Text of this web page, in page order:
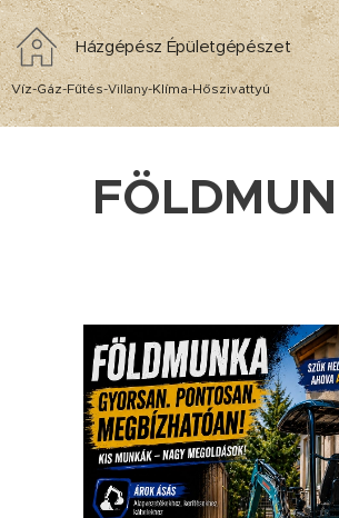
Házgépész Épületgépészet
Víz-Gáz-Fűtés-Villany-Klíma-Hőszivattyú